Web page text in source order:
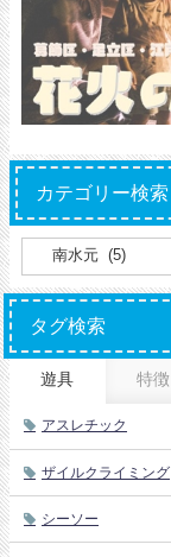
カテゴリー検索
タグ検索
遊具 特徴
アスレチック
ザイルクライミング
シーソー